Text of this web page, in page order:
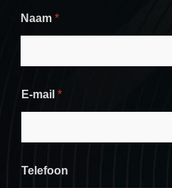
N
a
Naam *
E-mail *
Telefoon